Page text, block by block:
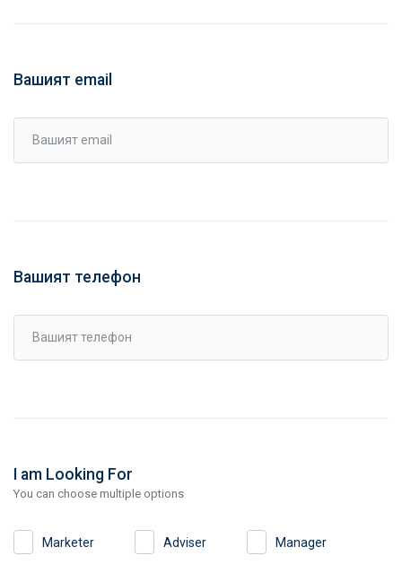
Вашият email
Вашият телефон
I am Looking For
You can choose multiple options
Marketer Adviser Manager